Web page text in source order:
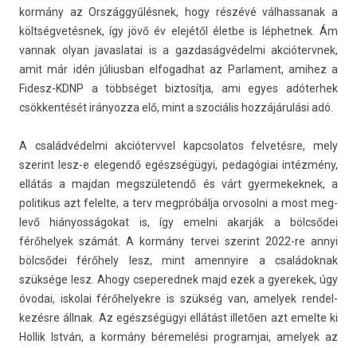
kormány az Országgyűlésnek, hogy részévé vál­hassanak a
költségvetésnek, így jövő év elejétől életbe is lép­hetnek. Ám
van­nak olyan javas­latai is a gaz­daság­védel­mi ak­ciótervnek,
amit már idén július­ban el­fogad­hat az Par­la­ment, amihez a
Fidesz-KDNP a többséget bi­ztosít­ja, ami egyes adóter­hek
csökkentését ir­ányoz­za elő, mint a szociális hozzájárulási adó.
A családvédelmi ak­ciótervvel kapcsolatos fel­vetés­re, mely
szerint lesz-e elegendő egészségügyi, pedagógiai intézmény,
ellátás a maj­dan megszületendő és várt gyer­mekek­nek, a
politikus azt felel­te, a terv megpróbálja or­vosol­ni a most meg­
levő hiányosságokat is, így em­el­ni akarják a bölcsődei
férőhelyek számát. A kormány ter­vei szerint 2022-re annyi
bölcsődei férőhely lesz, mint amen­nyire a családok­nak
szüksége lesz. Ahogy csepered­nek majd ezek a gyerekek, úgy
óvodai, is­kolai férőhelyek­re is szükség van, amelyek re­ndel­
kezés­re állnak. Az egészségügyi ellátást illetően azt em­el­te ki
Hol­lik István, a kormány béremelési pro­gram­jai, amelyek az